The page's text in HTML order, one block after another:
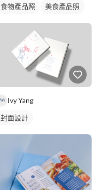
食物產品照 美食產品照
Ivy Yang
封面設計